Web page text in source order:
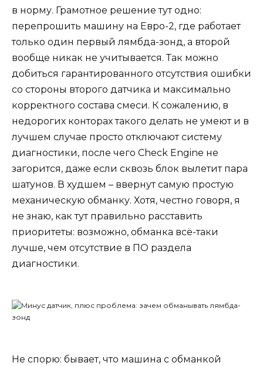
в норму. Грамотное решение тут одно:
перепрошить машину на Евро-2, где работает
только один первый лямбда-зонд, а второй
вообще никак не учитывается. Так можно
добиться гарантированного отсутствия ошибки
со стороны второго датчика и максимально
корректного состава смеси. К сожалению, в
недорогих конторах такого делать не умеют и в
лучшем случае просто отключают систему
диагностики, после чего Check Engine не
загорится, даже если сквозь блок вылетит пара
шатунов. В худшем – ввернут самую простую
механическую обманку. Хотя, честно говоря, я
не знаю, как тут правильно расставить
приоритеты: возможно, обманка всё-таки
лучше, чем отсутствие в ПО раздела
диагностики.
Не спорю: бывает, что машина с обманкой